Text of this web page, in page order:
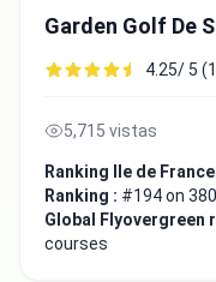
Garden Golf De
4.25/ 5
5,715 vistas
Ranking Ile de France
Ranking : #194 on
Global Flyovergreen
courses